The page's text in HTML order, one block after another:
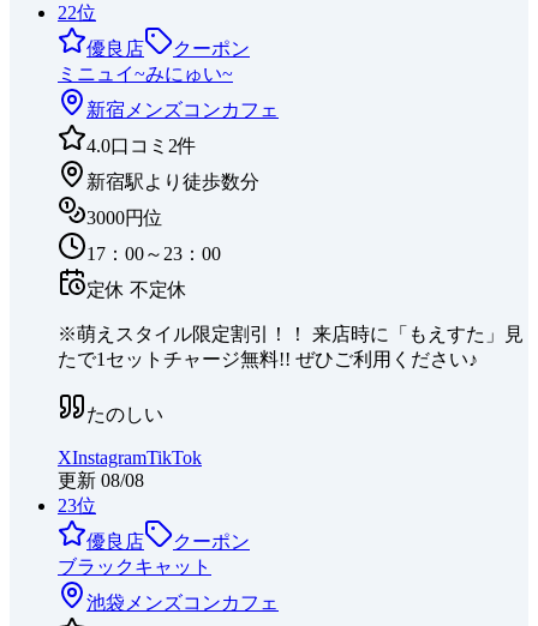
22位
優良店
クーポン
ミニュイ~みにゅい~
新宿 メンズコンカフェ
4.0口コミ 2件
新宿駅より徒歩数分
3000円位
17：00～23：00
定休 不定休
※萌えスタイル限定割引！！ 来店時に「もえすた」見
たで1セットチャージ無料!! ぜひご利用ください♪
たのしい
XInstagramTikTok
更新 08/08
23位
優良店
クーポン
ブラックキャット
池袋 メンズコンカフェ